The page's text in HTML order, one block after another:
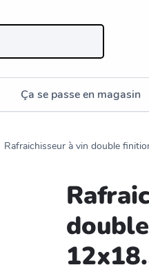
Ça se passe en magasin
Rafraichisseur à vin double